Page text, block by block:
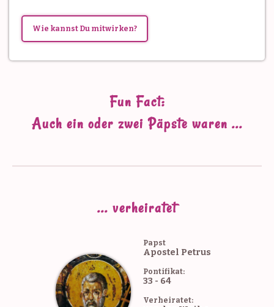
Nazaré Maria Mendes
Öffentlichkeitsarbeit
Ferdinand Birrewitz
Kassenwart
Lorem ipsum dolor sit amet, consetetur sadipscing
elitr, sed diam nonumy.
Wie kannst Du mitwirken?
Fun Fact:
Auch ein oder zwei Päpste waren ...
... verheiratet
Papst
Apostel Petrus
Pontifikat:
33 - 64
Verheiratet: